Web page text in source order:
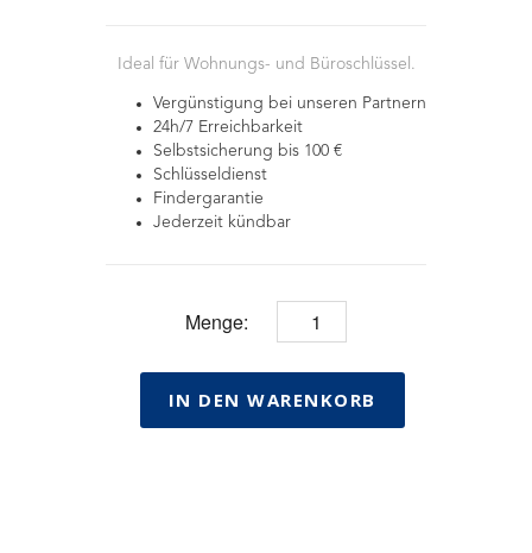
Ideal für Wohnungs- und Büroschlüssel.
Vergünstigung bei unseren Partnern
24h/7 Erreichbarkeit
Selbstsicherung bis 100 €
Schlüsseldienst
Findergarantie
Jederzeit kündbar
Menge:
IN DEN WARENKORB